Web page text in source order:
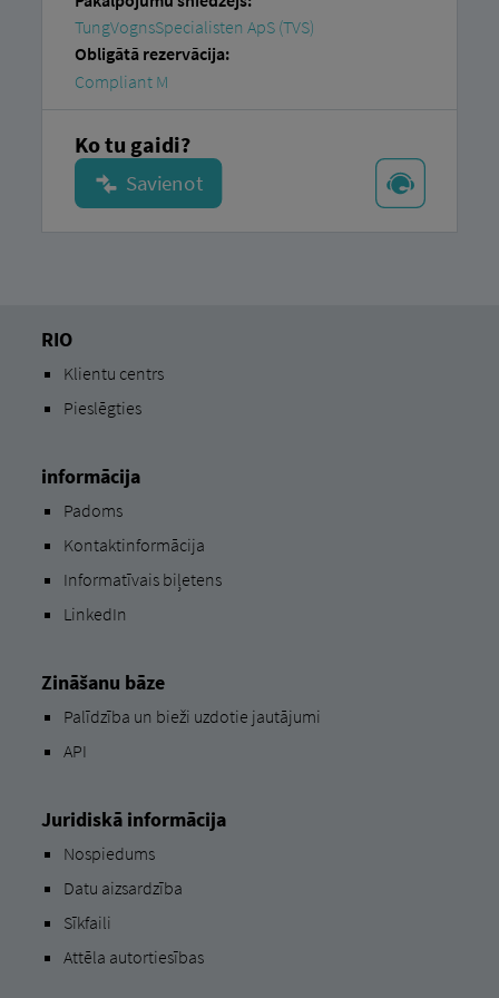
TungVognsSpecialisten ApS (TVS)
Obligātā rezervācija:
Compliant M
Ko tu gaidi?
RIO
Klientu centrs
Pieslēgties
informācija
Padoms
Kontaktinformācija
Informatīvais biļetens
LinkedIn
Zināšanu bāze
Palīdzība un bieži uzdotie jautājumi
API
Juridiskā informācija
Nospiedums
Datu aizsardzība
Sīkfaili
Attēla autortiesības